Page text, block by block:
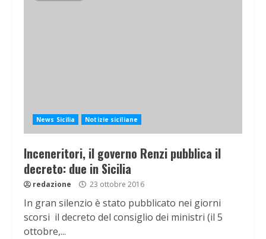
News Sicilia Notizie siciliane
Inceneritori, il governo Renzi pubblica il
decreto: due in Sicilia
redazione 23 ottobre 2016
In gran silenzio è stato pubblicato nei giorni
scorsi il decreto del consiglio dei ministri (il 5
ottobre,...